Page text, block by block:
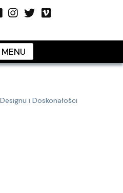
pomysłami
MENU
i Doskonałości